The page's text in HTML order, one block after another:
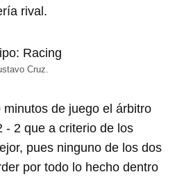
rival.
Cruz.
de juego el árbitro
- 2 que a criterio de los
pues ninguno de los dos
por todo lo hecho dentro